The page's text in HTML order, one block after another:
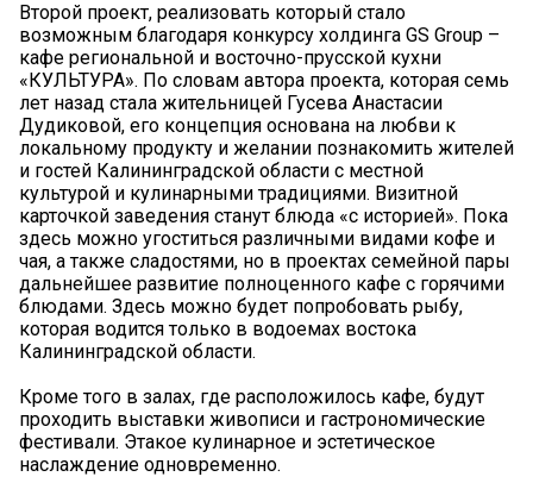
Второй проект, реализовать который стало
возможным благодаря конкурсу холдинга GS Group –
кафе региональной и восточно-прусской кухни
«КУЛЬТУРА». По словам автора проекта, которая семь
лет назад стала жительницей Гусева Анастасии
Дудиковой, его концепция основана на любви к
локальному продукту и желании познакомить жителей
и гостей Калининградской области с местной
культурой и кулинарными традициями. Визитной
карточкой заведения станут блюда «с историей». Пока
здесь можно угоститься различными видами кофе и
чая, а также сладостями, но в проектах семейной пары
дальнейшее развитие полноценного кафе с горячими
блюдами. Здесь можно будет попробовать рыбу,
которая водится только в водоемах востока
Калининградской области.
Кроме того в залах, где расположилось кафе, будут
проходить выставки живописи и гастрономические
фестивали. Этакое кулинарное и эстетическое
наслаждение одновременно.